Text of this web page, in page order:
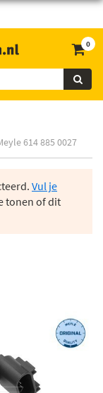
0
614 885 0027
Vul je
tonen of dit